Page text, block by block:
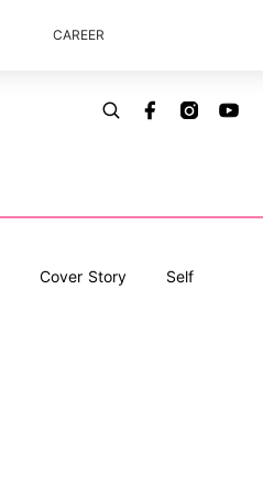
CAREER
Cover Story Self